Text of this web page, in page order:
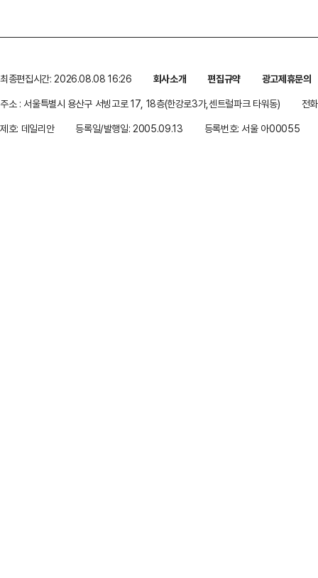
최종편집시간: 2026.08.08 16:26 회사소개 편집규약
광고제휴문의
주소 : 서울특별시 용산구 서빙고로 17, 18층(한강로3가,센트럴파크 타워동)
전
제호: 데일리안
등록일/발행일: 2005.09.13 등록번호: 서울 아00055